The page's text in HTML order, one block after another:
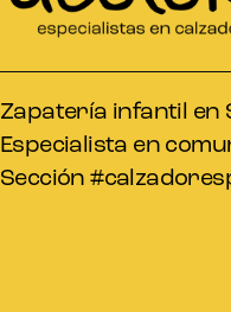
Zapatería infantil en
Especialista en
Sección